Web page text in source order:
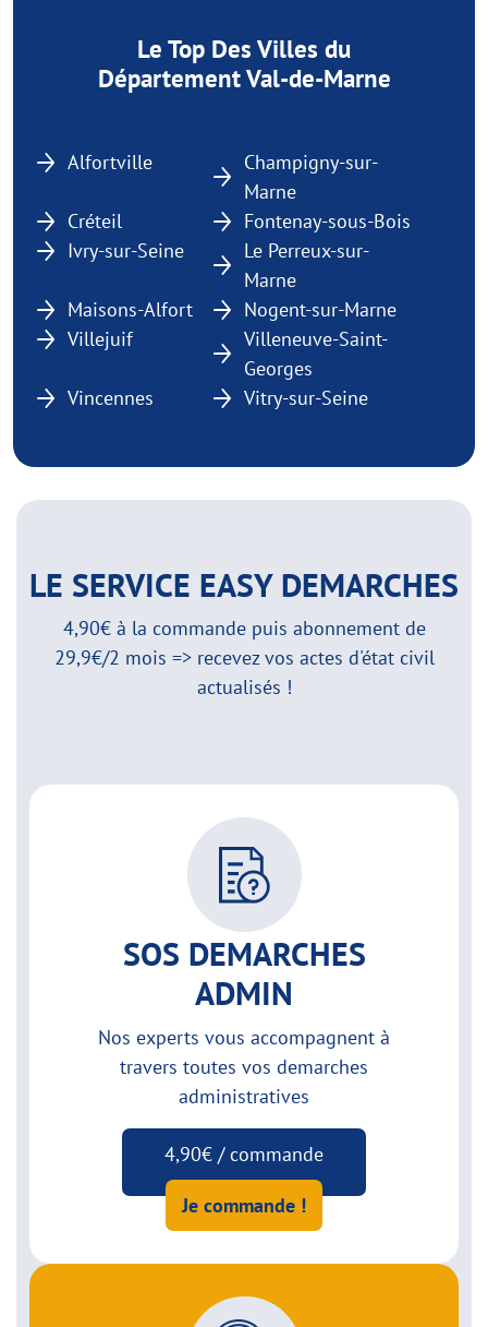
Le Top Des Villes du
Département Val-de-Marne
Alfortville
Champigny-sur-
Marne
Créteil
Fontenay-sous-Bois
Ivry-sur-Seine
Le Perreux-sur-
Marne
Maisons-Alfort
Nogent-sur-Marne
Villejuif
Villeneuve-Saint-
Georges
Vincennes
Vitry-sur-Seine
LE SERVICE EASY DEMARCHES
4,90€ à la commande puis abonnement de
29,9€/2 mois => recevez vos actes d'état civil
actualisés !
SOS DEMARCHES
ADMIN
Nos experts vous accompagnent à
travers toutes vos demarches
administratives
4,90€ / commande
Je commande !